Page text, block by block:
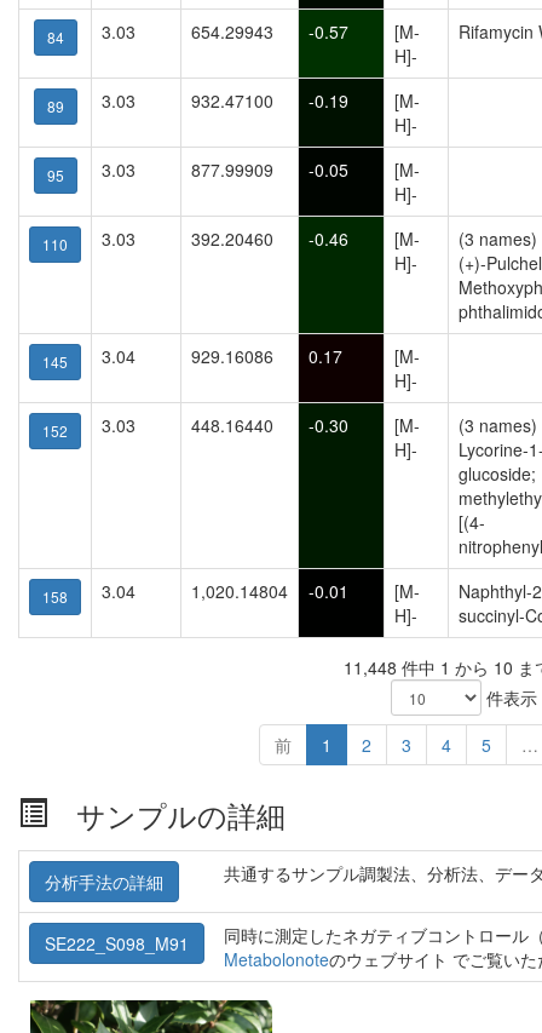
84 3.03 654.29943 -0.57
[M-
H]-
Rifamycin
89 3.03 932.47100 -0.19
[M-
H]-
95 3.03 877.99909 -0.05
[M-
H]-
110 3.03 392.20460 -0.46
[M-
H]-
(3
(+)-
145 3.04 929.16086 0.17
[M-
H]-
152 3.03 448.16440 -0.30
[M-
H]-
(3
Lycorine-
glucoside;
[(4-
158 3.04 1,020.14804 -0.01
[M-
H]-
Naphthyl-
succinyl-
11,448 件中 1 から 10 ま
件表示
前
1 2 3 4 5 …
サンプルの詳細
分析手法の詳細 共通するサンプル調製法、分析法、デー
SE222_S098_M91
同時に測定したネガティブコントロール
Metabolonoteのウェブサイト でご覧い